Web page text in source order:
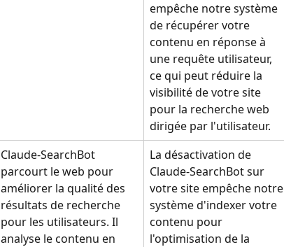
empêche notre système
de récupérer votre
contenu en réponse à
une requête utilisateur,
ce qui peut réduire la
visibilité de votre site
pour la recherche web
dirigée par l'utilisateur.
Claude-SearchBot
parcourt le web pour
améliorer la qualité des
résultats de recherche
pour les utilisateurs. Il
analyse le contenu en
La désactivation de
Claude-SearchBot sur
votre site empêche notre
système d'indexer votre
contenu pour
l'optimisation de la